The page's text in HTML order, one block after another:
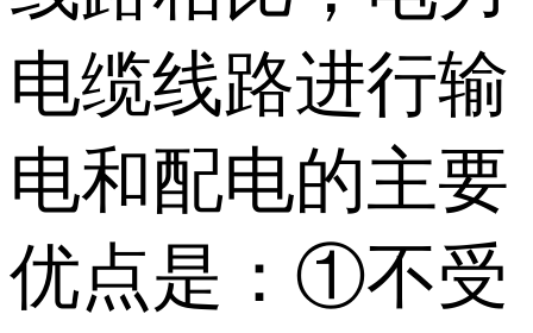
电缆线路进行输
电和配电的主要
优点是：①不受